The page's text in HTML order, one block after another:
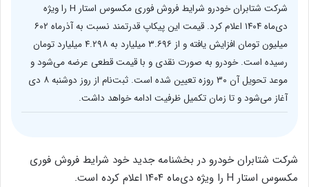
شرکت شتابران خودرو شرایط فروش فوری مکسوس استار H را ویژه
دی‌ماه ۱۴۰۴ اعلام کرد. قیمت این پیکاپ قدرتمند نسبت به آذرماه ۶۰۲
میلیون تومان افزایش یافته و از ۳.۶۹۶ میلیارد به ۴.۲۹۸ میلیارد تومان
رسیده است. خودرو به صورت نقدی و با قیمت قطعی عرضه می‌شود و
موعد تحویل آن ۳۰ روزه تعیین شده است. ثبت‌نام از روز دوشنبه ۸ دی
آغاز می‌شود و تا زمان تکمیل ظرفیت ادامه خواهد داشت.
شرکت شتابران خودرو در بخشنامه جدید خود شرایط فروش فوری
مکسوس استار H را ویژه دی‌ماه ۱۴۰۴ اعلام کرده است.